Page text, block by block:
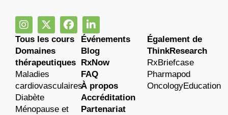
Tous les cours
Domaines
thérapeutiques
Maladies
cardiovasculaires
Diabète
Ménopause et
Événements
Blog
RxNow
FAQ
À propos
Accréditation
Partenariat
Également de
ThinkResearch
RxBriefcase
Pharmapod
OncologyEducation